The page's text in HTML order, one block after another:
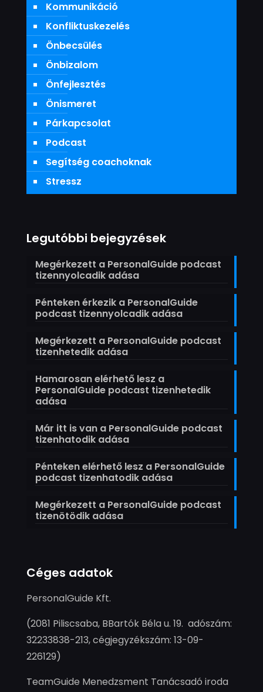
Kommunikáció
Konfliktuskezelés
Önbecsülés
Önbizalom
Önfejlesztés
Önismeret
Párkapcsolat
Podcast
Segítség coachoknak
Stressz
Legutóbbi bejegyzések
Megérkezett a PersonalGuide podcast
tizennyolcadik adása
Pénteken érkezik a PersonalGuide
podcast tizennyolcadik adása
Megérkezett a PersonalGuide podcast
tizenhetedik adása
Hamarosan elérhető lesz a
PersonalGuide podcast tizenhetedik
adása
Már itt is van a PersonalGuide podcast
tizenhatodik adása
Pénteken elérhető lesz a PersonalGuide
podcast tizenhatodik adása
Megérkezett a PersonalGuide podcast
tizenötödik adása
Céges adatok
PersonalGuide Kft.
(2081 Piliscsaba, BBartók Béla u. 19. adószám:
32233838-213, cégjegyzékszám: 13-09-
226129)
TeamGuide Menedzsment Tanácsadó iroda